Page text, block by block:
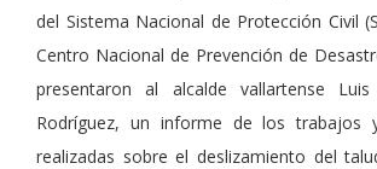
del Sistema Nacional de Protección Civil
Centro Nacional de Prevención de
presentaron al alcalde vallartense
Rodríguez, un informe de los trabajos
realizadas sobre el deslizamiento del